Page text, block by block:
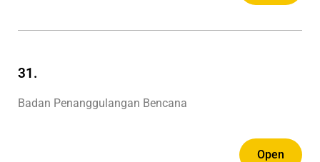
31.
Badan Penanggulangan Bencana
Open